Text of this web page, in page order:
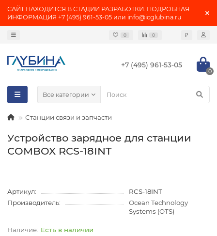
САЙТ НАХОДИТСЯ В СТАДИИ РАЗРАБОТКИ. ПОДРОБНАЯ
ИНФОРМАЦИЯ +7 (495) 961-53-05 или info@icglubina.ru
0 0 ₽
+7 (495) 961-53-05
0
Все категории
Станции связи и запчасти
Устройство зарядное для станции
COMBOX RCS-18INT
Артикул:
RCS-18INT
Производитель:
Ocean Technology
Systems (OTS)
Есть в наличии